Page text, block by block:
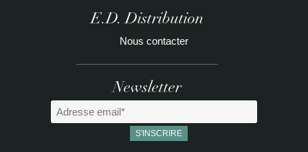
E.D. Distribution
Nous contacter
Newsletter